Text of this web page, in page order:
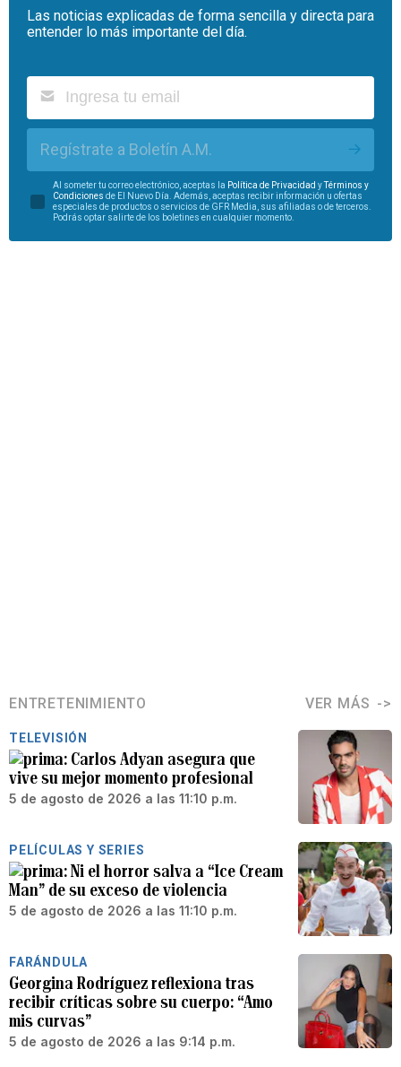
Las noticias explicadas de forma sencilla y directa para
entender lo más importante del día.
Regístrate a Boletín A.M.
Al someter tu correo electrónico, aceptas la Política de Privacidad yTérminos y
Condiciones de El Nuevo Día. Además, aceptas recibir información u ofertas
especiales de productos o servicios de GFR Media, sus afiliadas o de terceros.
Podrás optar salirte de los boletines en cualquier momento.
ENTRETENIMIENTO VER MÁS
TELEVISIÓN
Carlos Adyan asegura que
vive su mejor momento profesional
5 de agosto de 2026 a las 11:10 p.m.
PELÍCULAS Y SERIES
Ni el horror salva a “Ice Cream
Man” de su exceso de violencia
5 de agosto de 2026 a las 11:10 p.m.
FARÁNDULA
Georgina Rodríguez reflexiona tras
recibir críticas sobre su cuerpo: “Amo
mis curvas”
5 de agosto de 2026 a las 9:14 p.m.